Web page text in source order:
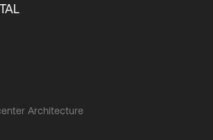
Architecture